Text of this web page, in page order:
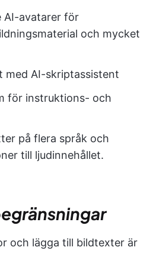
AI-avatarer för
och mycket
med AI-skriptassistent
för instruktions- och
på flera språk och
till ljudinnehållet.
och lägga till bildtexter är